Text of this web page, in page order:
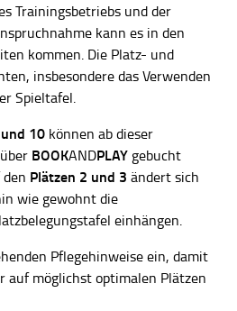
Trainingsbetriebs und der
kann es in den
kommen. Die Platz- und
insbesondere das Verwenden
Spieltafel.
10 können ab dieser
BOOKANDPLAY gebucht
Plätzen 2 und 3 ändert sich
wie gewohnt die
einhängen.
Pflegehinweise ein, damit
auf möglichst optimalen Plätzen